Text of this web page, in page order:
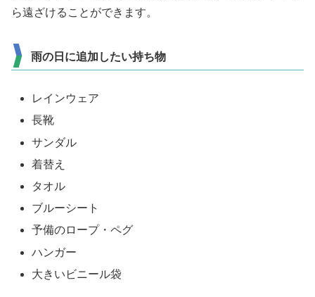
ら遠ざけることができます。
雨の日に追加したい持ち物
レインウェア
長靴
サンダル
着替え
タオル
ブルーシート
予備のロープ・ペグ
ハンガー
大きいビニール袋